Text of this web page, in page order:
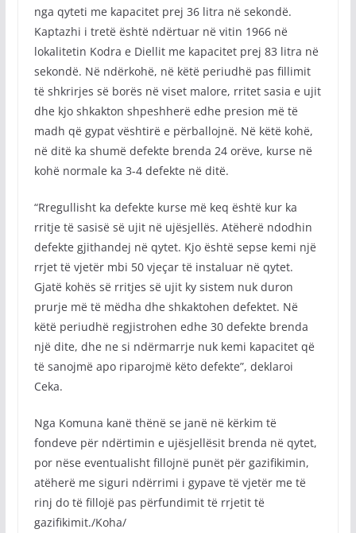
nga qyteti me kapacitet prej 36 litra në sekondë.
Kaptazhi i tretë është ndërtuar në vitin 1966 në
lokalitetin Kodra e Diellit me kapacitet prej 83 litra në
sekondë. Në ndërkohë, në këtë periudhë pas fillimit
të shkrirjes së borës në viset malore, rritet sasia e ujit
dhe kjo shkakton shpeshherë edhe presion më të
madh që gypat vështirë e përballojnë. Në këtë kohë,
në ditë ka shumë defekte brenda 24 orëve, kurse në
kohë normale ka 3-4 defekte në ditë.
“Rregullisht ka defekte kurse më keq është kur ka
rritje të sasisë së ujit në ujësjellës. Atëherë ndodhin
defekte gjithandej në qytet. Kjo është sepse kemi një
rrjet të vjetër mbi 50 vjeçar të instaluar në qytet.
Gjatë kohës së rritjes së ujit ky sistem nuk duron
prurje më të mëdha dhe shkaktohen defektet. Në
këtë periudhë regjistrohen edhe 30 defekte brenda
një dite, dhe ne si ndërmarrje nuk kemi kapacitet që
të sanojmë apo riparojmë këto defekte”, deklaroi
Ceka.
Nga Komuna kanë thënë se janë në kërkim të
fondeve për ndërtimin e ujësjellësit brenda në qytet,
por nëse eventualisht fillojnë punët për gazifikimin,
atëherë me siguri ndërrimi i gypave të vjetër me të
rinj do të fillojë pas përfundimit të rrjetit të
gazifikimit./Koha/